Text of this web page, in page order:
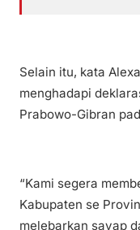
Selain itu, kata
menghadapi
Prabowo-Gibran
“Kami segera
Kabupaten se
melebarkan sayap